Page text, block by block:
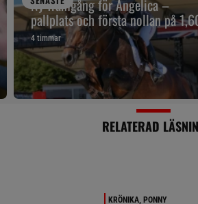
Ny framgång för Angelica –
pallplats och första nollan på
4 timmar
RELATERAD
KRÖNIKA, PONNY